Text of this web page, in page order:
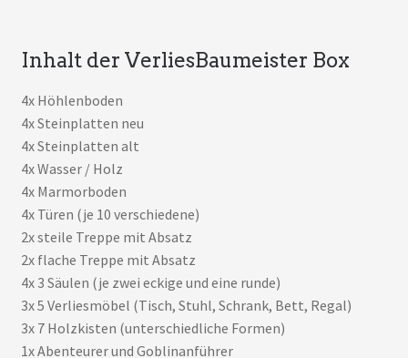
Inhalt der VerliesBaumeister Box
4x Höhlenboden
4x Steinplatten neu
4x Steinplatten alt
4x Wasser / Holz
4x Marmorboden
4x Türen (je 10 verschiedene)
2x steile Treppe mit Absatz
2x flache Treppe mit Absatz
4x 3 Säulen (je zwei eckige und eine runde)
3x 5 Verliesmöbel (Tisch, Stuhl, Schrank, Bett, Regal)
3x 7 Holzkisten (unterschiedliche Formen)
1x Abenteurer und Goblinanführer